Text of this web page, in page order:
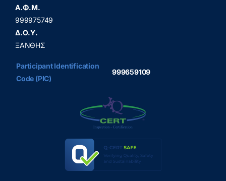
A.Φ.Μ.
999975749
Δ.Ο.Υ.
ΞΑΝΘΗΣ
Participant Identification
Code (PIC)
999659109